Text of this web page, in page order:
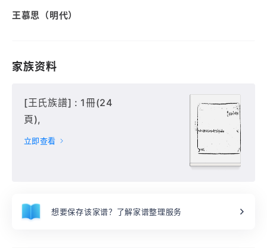
王慕思（明代）
家族资料
[王氏族譜] : 1冊(24
頁),
立即查看
想要保存该家谱？了解家谱整理服务